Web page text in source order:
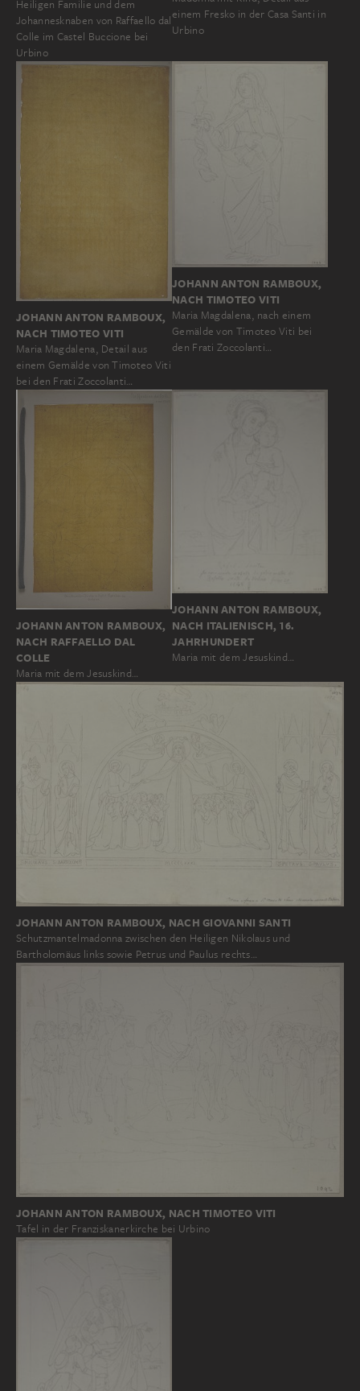
Heiligen Familie und dem
Johannesknaben von Raffaello dal
Colle im Castel Buccione bei
Urbino
einem Fresko in der Casa Santi in
Urbino
JOHANN ANTON RAMBOUX,
NACH TIMOTEO VITI
Maria Magdalena, Detail aus
einem Gemälde von Timoteo Viti
bei den Frati Zoccolanti…
JOHANN ANTON RAMBOUX,
NACH TIMOTEO VITI
Maria Magdalena, nach einem
Gemälde von Timoteo Viti bei
den Frati Zoccolanti…
JOHANN ANTON RAMBOUX,
NACH RAFFAELLO DAL
COLLE
Maria mit dem Jesuskind…
JOHANN ANTON RAMBOUX,
NACH ITALIENISCH, 16.
JAHRHUNDERT
Maria mit dem Jesuskind…
JOHANN ANTON RAMBOUX, NACH GIOVANNI SANTI
Schutzmantelmadonna zwischen den Heiligen Nikolaus und
Bartholomäus links sowie Petrus und Paulus rechts…
JOHANN ANTON RAMBOUX, NACH TIMOTEO VITI
Tafel in der Franziskanerkirche bei Urbino